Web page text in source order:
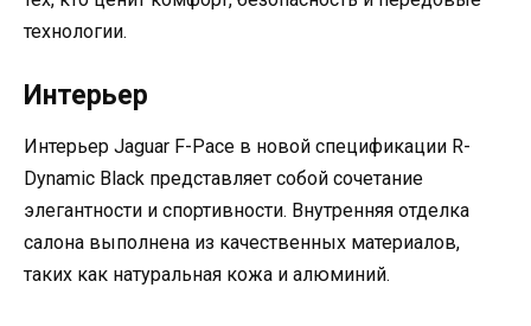
технологии.
Интерьер
Интерьер Jaguar F-Pace в новой спецификации R-
Dynamic Black представляет собой сочетание
элегантности и спортивности. Внутренняя отделка
салона выполнена из качественных материалов,
таких как натуральная кожа и алюминий.